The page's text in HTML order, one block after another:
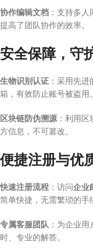
协作编辑文档 ：支持多
提高了团队协作的效率。
安全保障，守
生物识别认证 ：采用先
箱，有效防止账号被盗用。
区块链防伪溯源：利用区
方信息，不可篡改。
便捷注册与优
快速注册流程 ：访问 企业
简单快捷，无需繁琐的手
专属客服团队 ：为企业
时、专业的解答。